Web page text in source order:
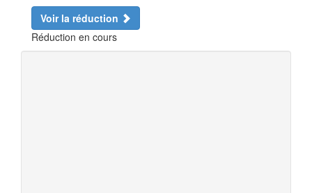
Voir la réduction
Réduction en cours